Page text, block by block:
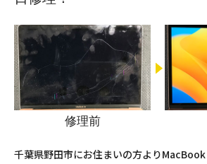
修理前
千葉県野田市にお住まいの方より